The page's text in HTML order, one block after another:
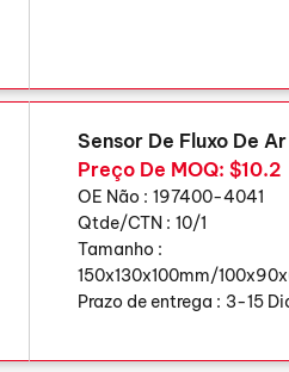
Sensor De Fluxo De
Preço De MOQ: $10.2
OE Não : 197400-4041
Qtde/CTN : 10/1
Tamanho :
150x130x100mm/
Prazo de entrega : 3-15